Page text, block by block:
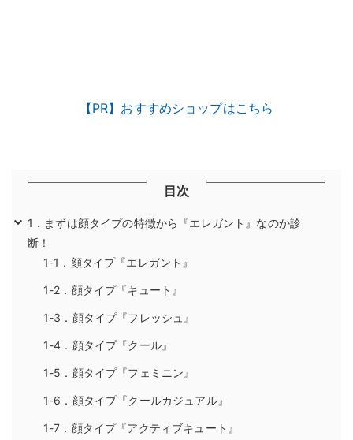
【PR】おすすめショップはこちら
目次
1．まずは顔タイプの特徴から『エレガント』なのか診
断！
1-1．顔タイプ『エレガント』
1-2．顔タイプ『キュート』
1-3．顔タイプ『フレッシュ』
1-4．顔タイプ『クール』
1-5．顔タイプ『フェミニン』
1-6．顔タイプ『クールカジュアル』
1-7．顔タイプ『アクティブキュート』